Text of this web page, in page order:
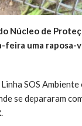
Núcleo de
uma raposa-
SOS
se depararam